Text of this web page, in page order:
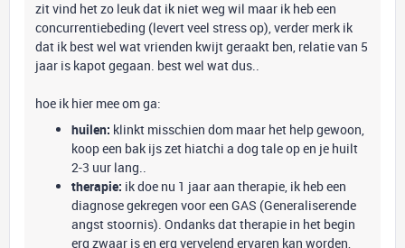
zit vind het zo leuk dat ik niet weg wil maar ik heb een
concurrentiebeding (levert veel stress op), verder merk ik
dat ik best wel wat vrienden kwijt geraakt ben, relatie van 5
jaar is kapot gegaan. best wel wat dus..
hoe ik hier mee om ga:
huilen: klinkt misschien dom maar het help gewoon,
koop een bak ijs zet hiatchi a dog tale op en je huilt
2-3 uur lang..
therapie: ik doe nu 1 jaar aan therapie, ik heb een
diagnose gekregen voor een GAS (Generaliserende
angst stoornis). Ondanks dat therapie in het begin
erg zwaar is en erg vervelend ervaren kan worden,